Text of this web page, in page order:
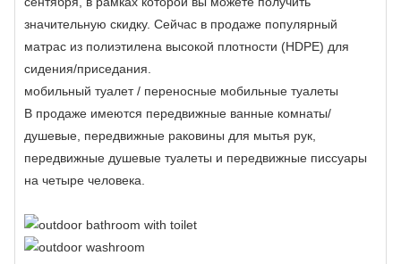
значительную скидку. Сейчас в продаже популярный
матрас из полиэтилена высокой плотности (HDPE) для
сидения/приседания.
мобильный туалет/ переносные мобильные туалеты
В продаже имеются передвижные ванные комнаты/
душевые, передвижные раковины для мытья рук,
передвижные душевые туалеты и передвижные писсуары
на четыре человека.